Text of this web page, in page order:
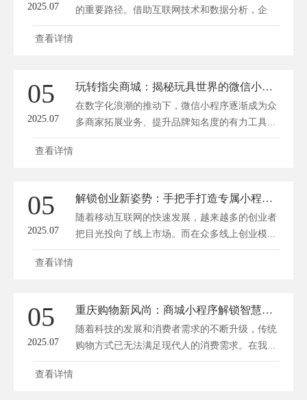
2025.07
的重要路径。借助互联网技术和数据分析，企
业...
查看详情
05
2025.07
玩转指尖商城：揭秘玩具世界的微信小程序开发奇旅
在数字化浪潮的推动下，微信小程序逐渐成为众
多商家拓展业务、提升品牌知名度的有力工具...
查看详情
05
2025.07
解锁创业新姿势：手把手打造专属小程序商城
随着移动互联网的快速发展，越来越多的创业者
把目光投向了线上市场。而在众多线上创业模...
查看详情
05
2025.07
重庆购物新风尚：商城小程序解锁智慧消费体验！
随着科技的发展和消费者需求的不断升级，传统
购物方式已无法满足现代人的消费需求。在我...
查看详情